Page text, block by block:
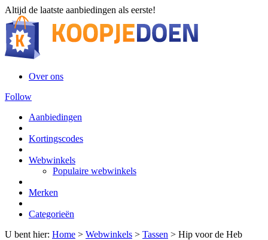
Altijd de laatste aanbiedingen als eerste!
Over ons
Follow
Aanbiedingen
Kortingscodes
Webwinkels
Populaire webwinkels
Merken
Categorieën
U bent hier: Home > Webwinkels > Tassen > Hip voor de Heb